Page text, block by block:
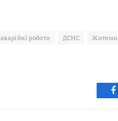
аварійні роботи ДСНС